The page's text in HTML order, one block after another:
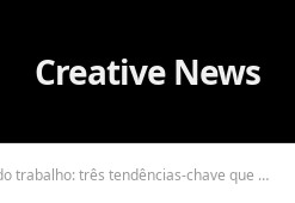
três tendências-chave que vão moldar os negócios em 2026